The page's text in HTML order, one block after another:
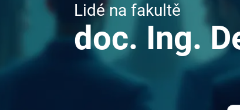
Lidé na fakultě
doc. Ing.